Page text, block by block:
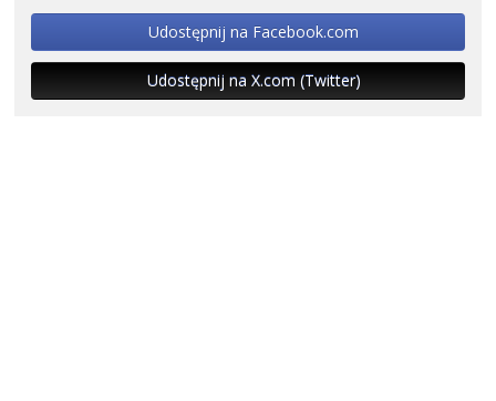
Udostępnij na Facebook.com
Udostępnij na X.com (Twitter)